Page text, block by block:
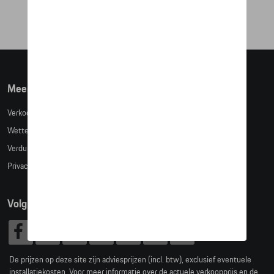
Meer info
Verkoopsvoorwaarden
Wettelijke bepalingen
Verduidelijking kledingmaten
Privacybeleid
Volg Ons
De prijzen op deze site zijn adviesprijzen (incl. btw), exclusief eventuele
installatiekosten. Voor meer informatie over de actuele verkoopprijs en de